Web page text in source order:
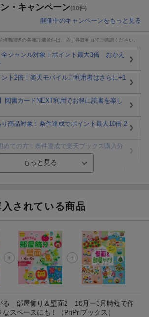
・キャンペーン(10件)
開催中のキャンペーンをもっと見る
期間等の各種詳細条件は、必ず各説明頁でご確認ください。
全ジャンル対象！ポイント最大3倍 おかえ
ト2倍！楽天モバイルご利用者はさらに+1
図書カードNEXT利用でお得に読書を楽し
商品対象！条件達成でポイント最大10倍 2
めての方！条件達成で楽天ブックス購入分
円以上購入で無料データSIM（3GB/月プ
キャンペーンの拡散で300円OFFクーポン
されている商品
る 部屋飾り＆壁面2 10月ー3月 時短で作
スペースにも！
（PriPriブックス）